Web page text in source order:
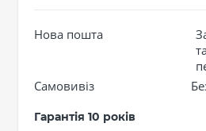
Нова пошта
Самовивіз
Гарантія 10 років